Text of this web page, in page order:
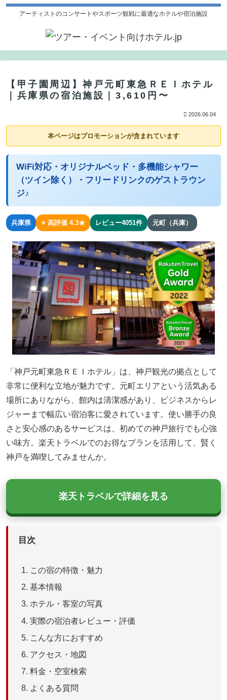
アーティストのコンサートやスポーツ観戦に最適なホテルや宿泊施設
【甲子園周辺】神戸元町東急ＲＥＩホテル
｜兵庫県の宿泊施設｜3,610円〜
2026.06.04
本ページはプロモーションが含まれています
WiFi対応・オリジナルベッド・多機能シャワー
（ツイン除く）・フリードリンクのゲストラウン
ジ♪
兵庫県 ⭐ 高評価 4.3★ レビュー4051件 元町（兵庫）
「神戸元町東急ＲＥＩホテル」は、神戸観光の拠点として
非常に便利な立地が魅力です。元町エリアという活気ある
場所にありながら、館内は清潔感があり、ビジネスからレ
ジャーまで幅広い宿泊客に愛されています。使い勝手の良
さと安心感のあるサービスは、初めての神戸旅行でも心強
い味方。楽天トラベルでのお得なプランを活用して、賢く
神戸を満喫してみませんか。
楽天トラベルで詳細を見る
目次
この宿の特徴・魅力
基本情報
ホテル・客室の写真
実際の宿泊者レビュー・評価
こんな方におすすめ
アクセス・地図
料金・空室検索
よくある質問